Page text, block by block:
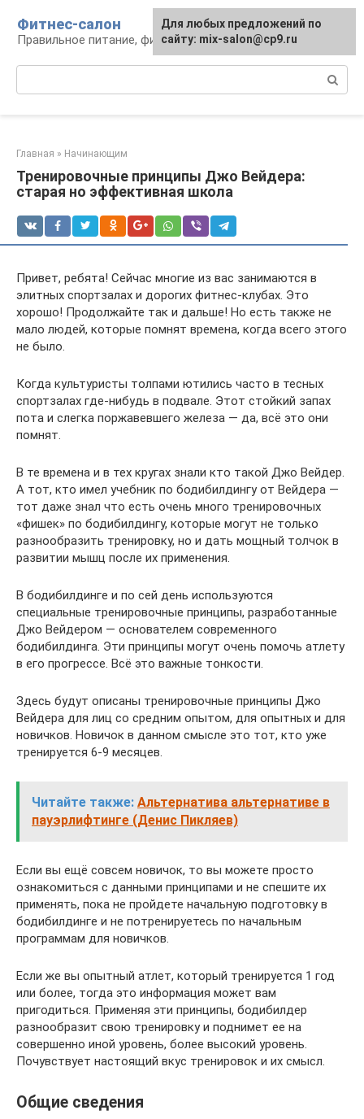
контенту
Фитнес-салон
Правильное питание, фитнес, образ жизни
Главная » Начинающим
Тренировочные принципы Джо Вейдера:
старая но эффективная школа
Привет, ребята! Сейчас многие из вас занимаются в
элитных спортзалах и дорогих фитнес-клубах. Это
хорошо! Продолжайте так и дальше! Но есть также не
мало людей, которые помнят времена, когда всего этого
не было.
Когда культуристы толпами ютились часто в тесных
спортзалах где-нибудь в подвале. Этот стойкий запах
пота и слегка поржавевшего железа — да, всё это они
помнят.
В те времена и в тех кругах знали кто такой Джо Вейдер.
А тот, кто имел учебник по бодибилдингу от Вейдера —
тот даже знал что есть очень много тренировочных
«фишек» по бодибилдингу, которые могут не только
разнообразить тренировку, но и дать мощный толчок в
развитии мышц после их применения.
В бодибилдинге и по сей день используются
специальные тренировочные принципы, разработанные
Джо Вейдером — основателем современного
бодибилдинга. Эти принципы могут очень помочь атлету
в его прогрессе. Всё это важные тонкости.
Здесь будут описаны тренировочные принципы Джо
Вейдера для лиц со средним опытом, для опытных и для
новичков. Новичок в данном смысле это тот, кто уже
тренируется 6-9 месяцев.
Читайте также: Альтернатива альтернативе в
пауэрлифтинге (Денис Пикляев)
Если вы ещё совсем новичок, то вы можете просто
ознакомиться с данными принципами и не спешите их
применять, пока не пройдете начальную подготовку в
бодибилдинге и не потренируетесь по начальным
программам для новичков.
Если же вы опытный атлет, который тренируется 1 год
или более, тогда это информация может вам
пригодиться. Применяя эти принципы, бодибилдер
разнообразит свою тренировку и поднимет ее на
совершенно иной уровень, более высокий уровень.
Почувствует настоящий вкус тренировок и их смысл.
Общие сведения
Для любых предложений по
сайту: mix-salon@cp9.ru